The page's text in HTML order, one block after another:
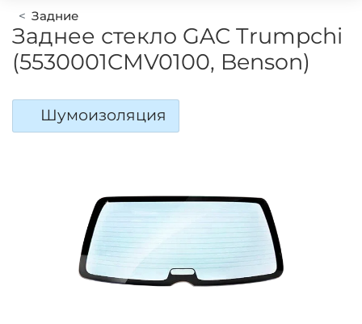
Задние
Заднее стекло GAC Trumpchi
(5530001CMV0100, Benson)
Шумоизоляция